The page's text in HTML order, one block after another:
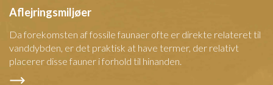
Aflejringsmiljøer
Da forekomsten af fossile faunaer ofte er direkte relateret til
vanddybden, er det praktisk at have termer, der relativt
placerer disse fauner i forhold til hinanden.